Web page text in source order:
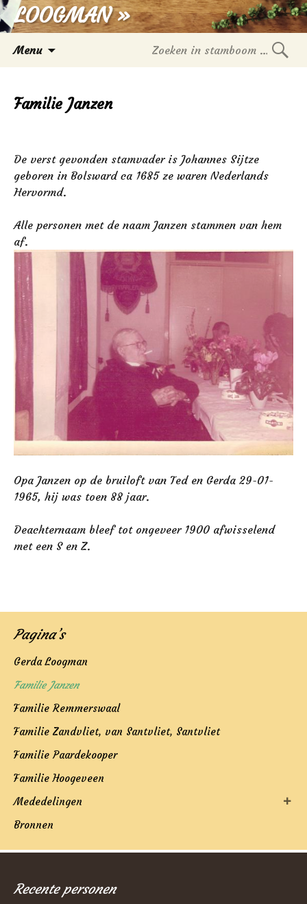
LOOGMAN »
Menu
Familie Janzen
De verst gevonden stamvader is Johannes Sijtze
geboren in Bolsward ca 1685 ze waren Nederlands
Hervormd.
Alle personen met de naam Janzen stammen van hem
af.
Opa Janzen op de bruiloft van Ted en Gerda 29-01-
1965, hij was toen 88 jaar.
Deachternaam bleef tot ongeveer 1900 afwisselend
met een S en Z.
Pagina’s
Gerda Loogman
Familie Janzen
Familie Remmerswaal
Familie Zandvliet, van Santvliet, Santvliet
Familie Paardekooper
Familie Hoogeveen
Mededelingen
Bronnen
Recente personen